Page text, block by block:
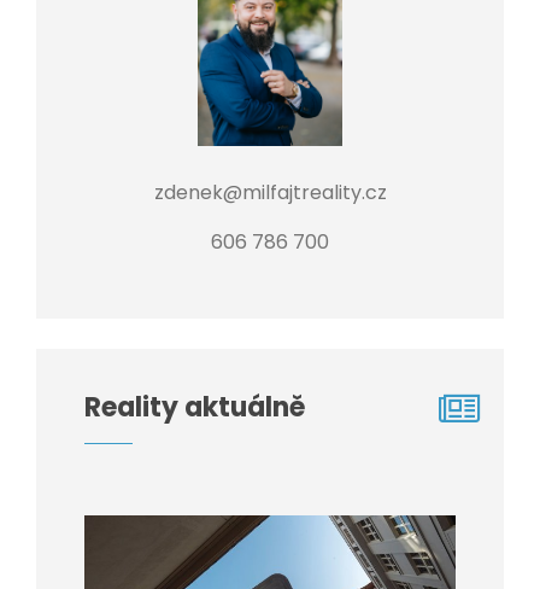
zdenek@milfajtreality.cz
606 786 700
Reality aktuálně